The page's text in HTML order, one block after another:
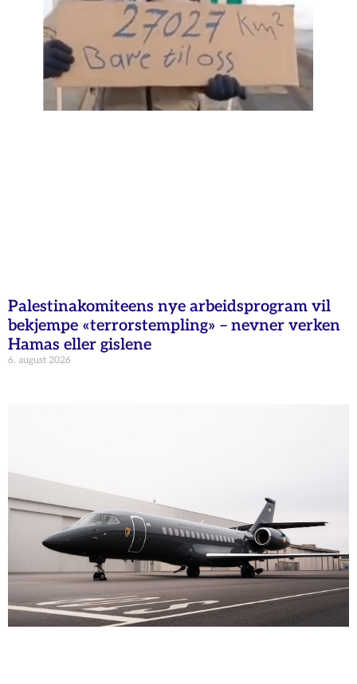
Palestinakomiteens nye arbeidsprogram vil
bekjempe «terrorstempling» – nevner verken
Hamas eller gislene
6. august 2026